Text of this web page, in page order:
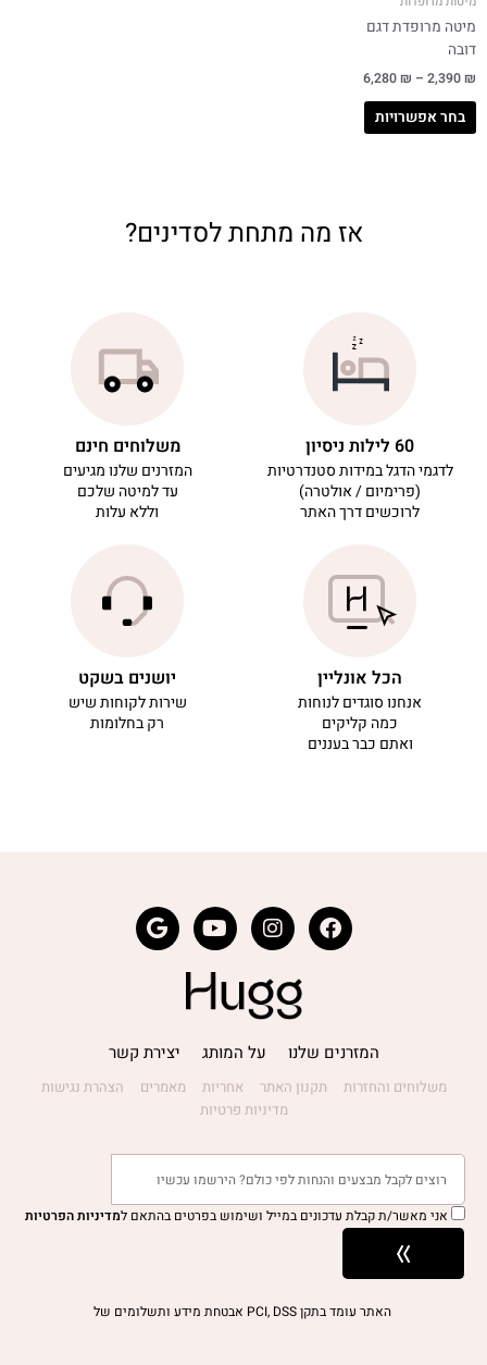
מיטה מרופדת דגם
דובה
2,390₪
–
6,280₪
בחר אפשרויות
אז מה מתחת לסדינים?
60 לילות ניסיון
לדגמי הדגל במידות סטנדרטיות
(פרימיום / אולטרה)
לרוכשים דרך האתר
משלוחים חינם
המזרנים שלנו מגיעים
עד למיטה שלכם
וללא עלות
הכל אונליין
אנחנו סוגדים לנוחות
כמה קליקים
ואתם כבר בעננים
יושנים בשקט
שירות לקוחות שיש
רק בחלומות
המזרנים שלנו על המותג יצירת קשר
משלוחים והחזרות תקנון האתר אחריות מאמרים
הצהרת נגישות
מדיניות פרטיות
אני מאשר/ת קבלת עדכונים במייל ושימוש בפרטים בהתאם למדיניות הפרטיות
האתר עומד בתקן PCI, DSS אבטחת מידע ותשלומים של